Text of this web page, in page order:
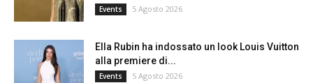
Events 5 Agosto 2026
Ella Rubin ha indossato un look Louis Vuitton
alla premiere di...
Events 5 Agosto 2026